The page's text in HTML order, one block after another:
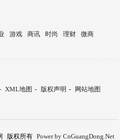
游戏 商讯 时尚 理财
微商
XML地图 - 版权声明 -
网站地图
版权所有 Power by CnGuangDong.Net